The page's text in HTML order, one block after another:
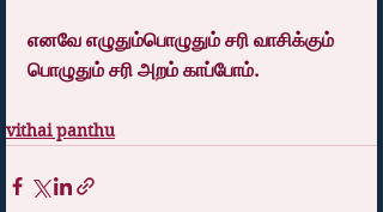
எனவே எழுதும்பொழுதும் சரி வாசிக்கும்
பொழுதும் சரி அறம் காப்போம்.
vithai panthu